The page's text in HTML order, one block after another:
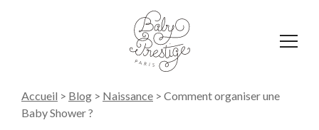
Accueil > Blog > Naissance > Comment organiser une
Baby Shower ?